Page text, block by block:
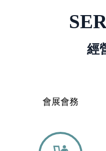
經
會展會務